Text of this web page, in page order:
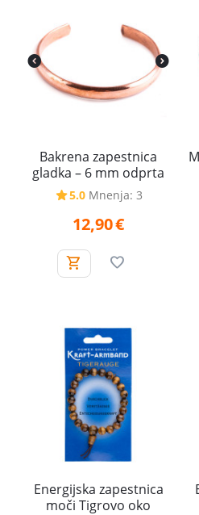
Bakrena zapestnica
gladka – 6 mm odprta
5.0 Mnenja: 3
12,90€
Energijska zapestnica
moči Tigrovo oko